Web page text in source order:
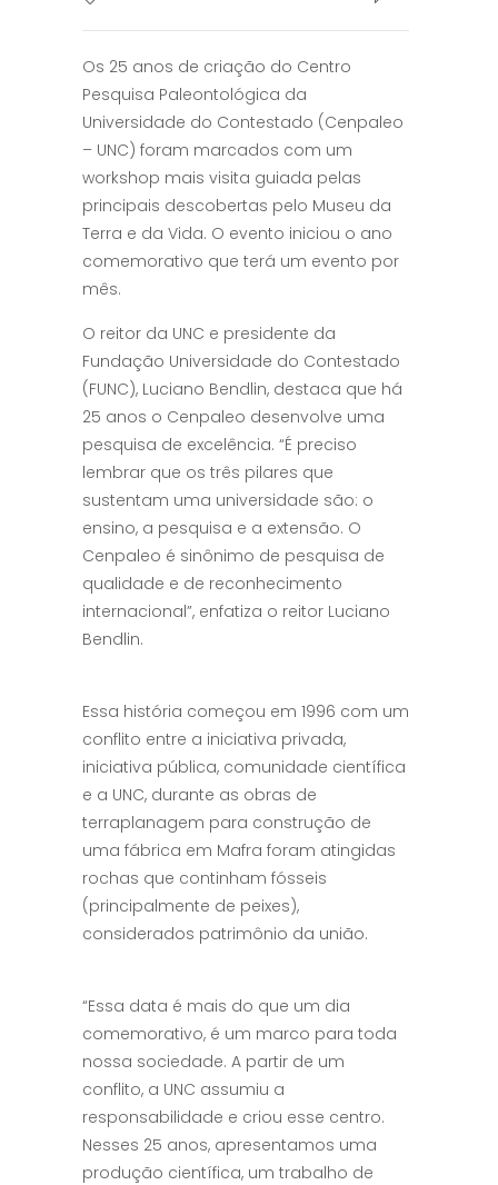
Os 25 anos de criação do Centro
Pesquisa Paleontológica da
Universidade do Contestado (Cenpaleo
– UNC) foram marcados com um
workshop mais visita guiada pelas
principais descobertas pelo Museu da
Terra e da Vida. O evento iniciou o ano
comemorativo que terá um evento por
mês.
O reitor da UNC e presidente da
Fundação Universidade do Contestado
(FUNC), Luciano Bendlin, destaca que há
25 anos o Cenpaleo desenvolve uma
pesquisa de excelência. “É preciso
lembrar que os três pilares que
sustentam uma universidade são: o
ensino, a pesquisa e a extensão. O
Cenpaleo é sinônimo de pesquisa de
qualidade e de reconhecimento
internacional”, enfatiza o reitor Luciano
Bendlin.
Essa história começou em 1996 com um
conflito entre a iniciativa privada,
iniciativa pública, comunidade científica
e a UNC, durante as obras de
terraplanagem para construção de
uma fábrica em Mafra foram atingidas
rochas que continham fósseis
(principalmente de peixes),
considerados patrimônio da união.
“Essa data é mais do que um dia
comemorativo, é um marco para toda
nossa sociedade. A partir de um
conflito, a UNC assumiu a
responsabilidade e criou esse centro.
Nesses 25 anos, apresentamos uma
produção científica, um trabalho de